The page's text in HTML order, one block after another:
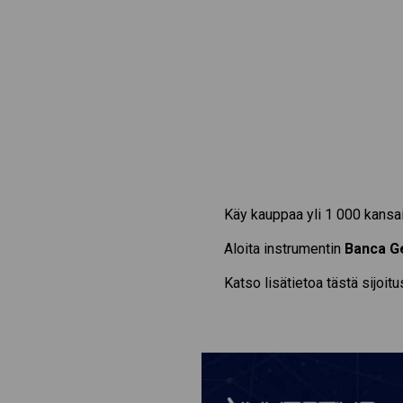
Käy kauppaa yli 1 000
Aloita instrumentin Banca
Katso lisätietoa tästä